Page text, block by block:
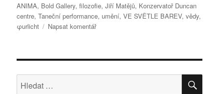
ANIMA, Bold Gallery,filozofie,Jiří Matějů, Konzervatoř Duncan
centre,Taneční performance, umění,VE SVĚTLE BAREV,vědy,
φurlicht
Napsat komentářpro
světle
Hledat: